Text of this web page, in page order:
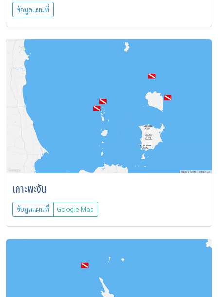
ข้อมูลแผนที่
เกาะพะงัน
ข้อมูลแผนที่ Google Map